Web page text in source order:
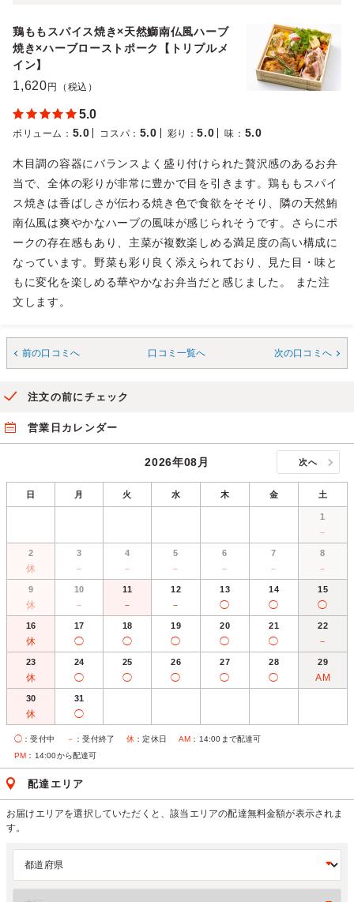
鶏ももスパイス焼き×天然鰤南仏風ハーブ
焼き×ハーブローストポーク【トリプルメ
イン】
1,620 円（税込）
5.0
ボリューム ： 5.0 コスパ ： 5.0 彩り ：5.0 味 ： 5.0
木目調の容器にバランスよく盛り付けられた贅沢感のあるお弁
当で、全体の彩りが非常に豊かで目を引きます。鶏ももスパイ
ス焼きは香ばしさが伝わる焼き色で食欲をそそり、隣の天然鮪
南仏風は爽やかなハーブの風味が感じられそうです。さらにポ
ークの存在感もあり、主菜が複数楽しめる満足度の高い構成に
なっています。野菜も彩り良く添えられており、見た目・味と
もに変化を楽しめる華やかなお弁当だと感じました。 また注
文します。
前の口コミへ 口コミ一覧へ 次の口コミへ
注文の前にチェック
営業日カレンダー
2026年08月 次へ
日 月 火 水 木 金 土
1
－
2
休
3
－
4
－
5
－
6
－
7
－
8
－
9
休
10
－
11
－
12
－
13
◯
14
◯
15
◯
16
休
17
◯
18
◯
19
◯
20
◯
21
◯
22
－
23
休
24
◯
25
◯
26
◯
27
◯
28
◯
29
AM
30
休
31
◯
◯ ：受付中 － ：受付終了 休 ：定休日 AM ：14:00まで配達可
PM ：14:00から配達可
配達エリア
お届けエリアを選択していただくと、該当エリアの配達無料金額が表示されま
す。